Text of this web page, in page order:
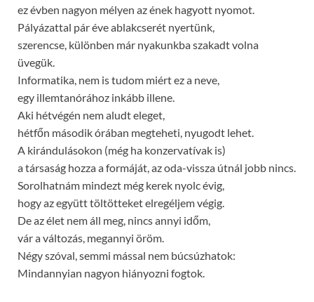
ez évben nagyon mélyen az ének hagyott nyomot.
Pályázattal pár éve ablakcserét nyertünk,
szerencse, különben már nyakunkba szakadt volna
üvegük.
Informatika, nem is tudom miért ez a neve,
egy illemtanórához inkább illene.
Aki hétvégén nem aludt eleget,
hétfőn második órában megteheti, nyugodt lehet.
A kirándulásokon (még ha konzervatívak is)
a társaság hozza a formáját, az oda-vissza útnál jobb nincs.
Sorolhatnám mindezt még kerek nyolc évig,
hogy az együtt töltötteket elregéljem végig.
De az élet nem áll meg, nincs annyi időm,
vár a változás, megannyi öröm.
Négy szóval, semmi mással nem búcsúzhatok:
Mindannyian nagyon hiányozni fogtok.